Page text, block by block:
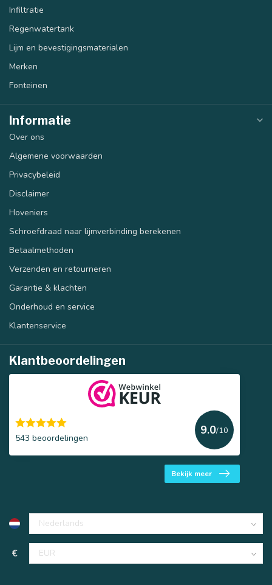
Infiltratie
Regenwatertank
Lijm en bevestigingsmaterialen
Merken
Fonteinen
Informatie
Over ons
Algemene voorwaarden
Privacybeleid
Disclaimer
Hoveniers
Schroefdraad naar lijmverbinding berekenen
Betaalmethoden
Verzenden en retourneren
Garantie & klachten
Onderhoud en service
Klantenservice
Klantbeoordelingen
543 beoordelingen
9.0/10
Bekijk meer
€